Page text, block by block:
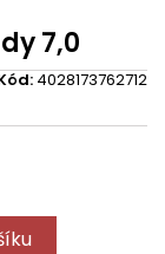
7,0
4028173762712